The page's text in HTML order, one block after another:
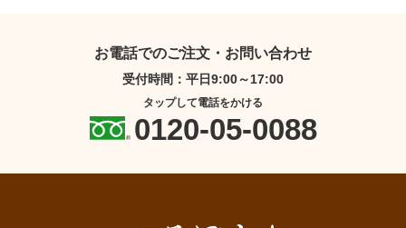
お電話でのご注文・お問い合わせ
受付時間：平日9:00～17:00
タップして電話をかける
0120-05-0088